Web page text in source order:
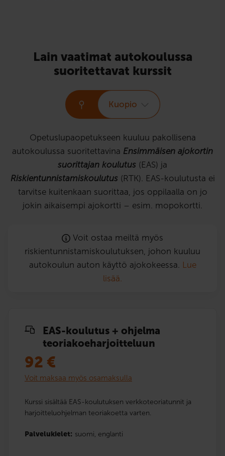
Lain vaatimat autokoulussa
suoritettavat kurssit
Kuopio
Opetuslupaopetukseen kuuluu pakollisena
autokoulussa suoritettavina Ensimmäisen ajokortin
suorittajan koulutus (EAS) ja
Riskientunnistamiskoulutus(RTK). EAS-koulutusta ei
tarvitse kuitenkaan suorittaa, jos oppilaalla on jo
jokin aikaisempi ajokortti – esim. mopokortti.
Voit ostaa meiltä myös
riskientunnistamiskoulutuksen, johon kuuluu
autokoulun auton käyttö ajokokeessa. Lue
lisää.
EAS-koulutus + ohjelma
teoriakoe­harjoitteluun
92 €
Voit maksaa myös osamaksulla
Kurssi sisältää EAS-koulutuksen verkkoteoriatunnit ja
harjoitteluohjelman teoriakoetta varten.
Palvelukielet: suomi, englanti